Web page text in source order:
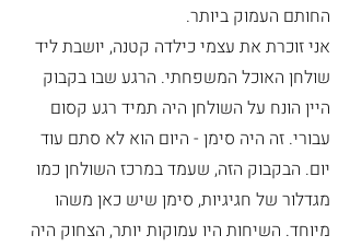
החותם העמוק ביותר.
אני זוכרת את עצמי כילדה קטנה, יושבת ליד
שולחן האוכל המשפחתי. הרגע שבו בקבוק
היין הונח על השולחן היה תמיד רגע קסום
עבורי. זה היה סימן - היום הוא לא סתם עוד
יום. הבקבוק הזה, שעמד במרכז השולחן כמו
מגדלור של חגיגיות, סימן שיש כאן משהו
מיוחד. השיחות היו עמוקות יותר, הצחוק היה